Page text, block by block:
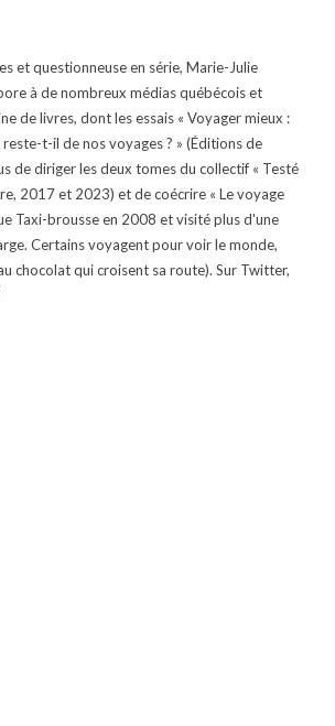
et questionneuse en série, Marie-Julie
à de nombreux médias québécois et
de livres, dont les essais « Voyager mieux :
t-il de nos voyages ? » (Éditions de
de diriger les deux tomes du collectif « Testé
2017 et 2023) et de coécrire « Le voyage
Taxi-brousse en 2008 et visité plus d'une
Certains voyagent pour voir le monde,
chocolat qui croisent sa route). Sur Twitter,